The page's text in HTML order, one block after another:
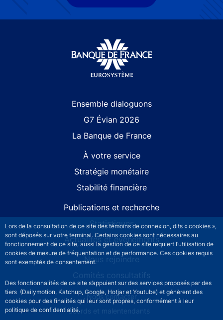
Lors de la consultation de ce site des témoins de connexion, dits « cookies »,
sont déposés sur votre terminal. Certains cookies sont nécessaires au
fonctionnement de ce site, aussi la gestion de ce site requiert l’utilisation de
cookies de mesure de fréquentation et de performance. Ces cookies requis
sont exemptés de consentement.
Des fonctionnalités de ce site s’appuient sur des services proposés par des
tiers (Dailymotion, Katchup, Google, Hotjar et Youtube) et génèrent des
cookies pour des finalités qui leur sont propres, conformément à leur
politique de confidentialité.
Ensemble dialoguons
G7 Évian 2026
La Banque de France
À votre service
Stratégie monétaire
Stabilité financière
Publications et recherche
Statistiques
Actualités et événements
Nous rejoindre
Comités consultatifs
Footer secondary menuNous contacter
Sourds et malentendants